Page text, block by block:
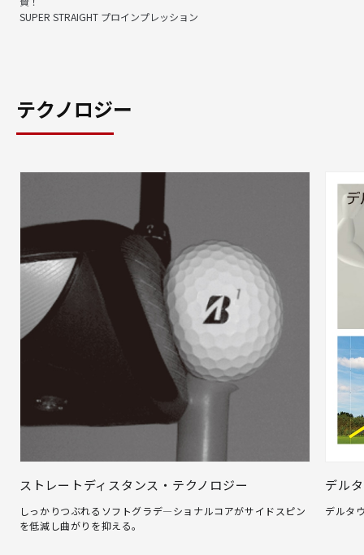
SUPER STRAIGHT プロインプレッション
テクノロジー
ストレートディスタンス・テクノロジー
しっかりつぶれるソフトグラデ―ショナルコアがサイドスピン
を低減し曲がりを抑える。
デル
デルタ